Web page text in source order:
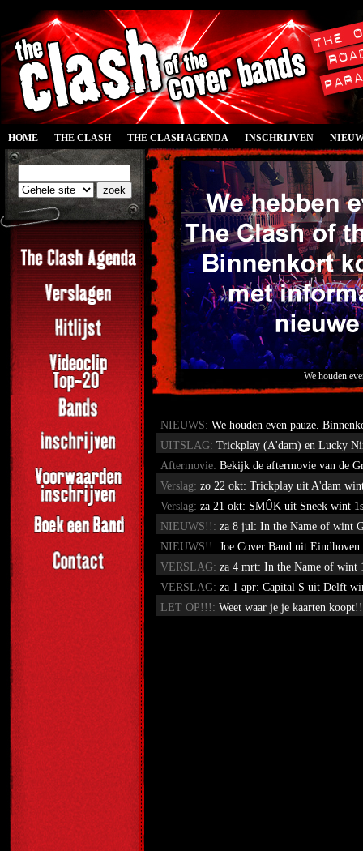
HOME THE CLASH THE CLASH AGENDA INSCHRIJVEN
We houden
NIEUWS: We houden even pauze.
UITSLAG: Trickplay (A'dam) en Lucky
Aftermovie: Bekijk de aftermovie van de
Verslag: zo 22 okt: Trickplay uit A'dam
Verslag: za 21 okt: SMÛK uit Sneek wint
NIEUWS!!: za 8 jul: In the Name of wint
NIEUWS!!: Joe Cover Band uit
VERSLAG: za 4 mrt: In the Name of wint
VERSLAG: za 1 apr: Capital S uit Delft
LET OP!!!: Weet waar je je kaarten